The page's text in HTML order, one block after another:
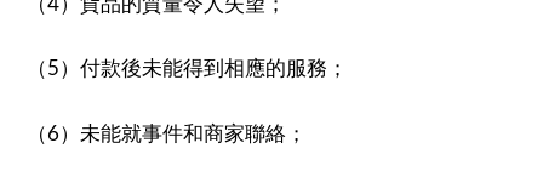
（5）付款後未能得到相應的服務；
（6）未能就事件和商家聯絡；